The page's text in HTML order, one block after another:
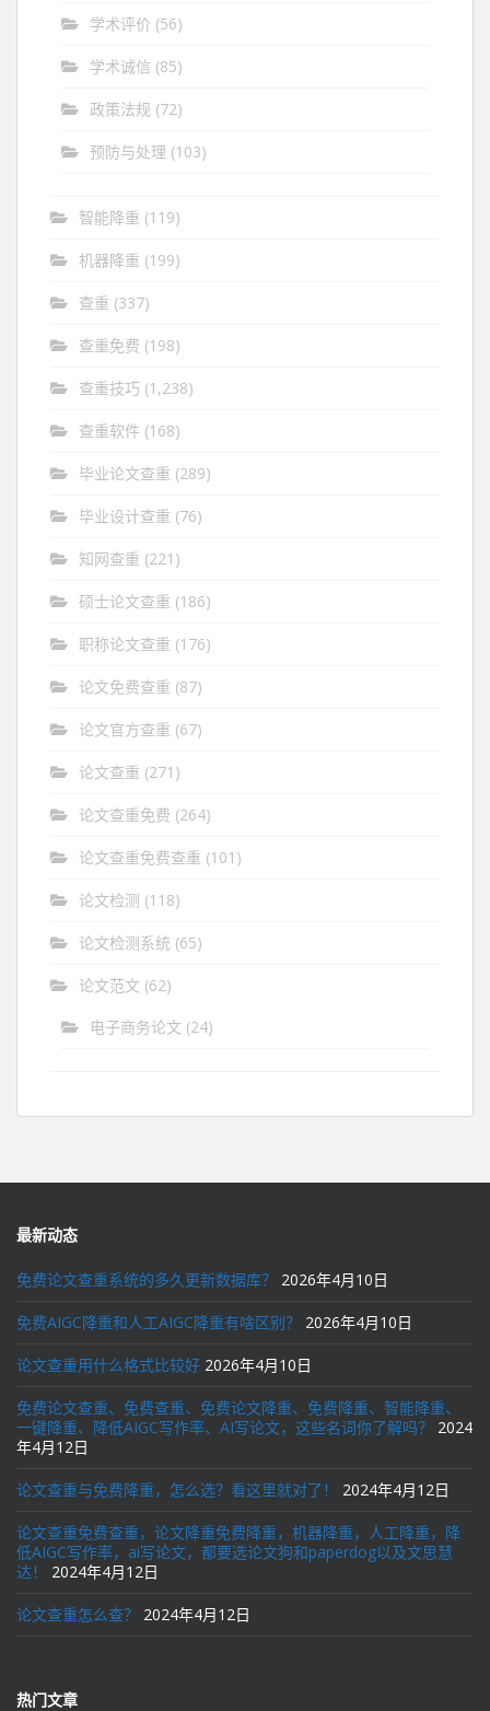
学术评价 (56)
学术诚信 (85)
政策法规 (72)
预防与处理 (103)
智能降重 (119)
机器降重 (199)
查重 (337)
查重免费 (198)
查重技巧 (1,238)
查重软件 (168)
毕业论文查重 (289)
毕业设计查重 (76)
知网查重 (221)
硕士论文查重 (186)
职称论文查重 (176)
论文免费查重 (87)
论文官方查重 (67)
论文查重 (271)
论文查重免费 (264)
论文查重免费查重 (101)
论文检测 (118)
论文检测系统 (65)
论文范文 (62)
电子商务论文 (24)
最新动态
免费论文查重系统的多久更新数据库？ 2026年4月10日
免费AIGC降重和人工AIGC降重有啥区别？ 2026年4月10日
论文查重用什么格式比较好 2026年4月10日
免费论文查重、免费查重、免费论文降重、免费降重、智能降重、
一键降重、降低AIGC写作率、AI写论文，这些名词你了解吗？
2024
年4月12日
论文查重与免费降重，怎么选？看这里就对了！ 2024年4月12日
论文查重免费查重，论文降重免费降重，机器降重，人工降重，降
低AIGC写作率，ai写论文，都要选论文狗和paperdog以及文思慧
达！
2024年4月12日
论文查重怎么查？ 2024年4月12日
热门文章